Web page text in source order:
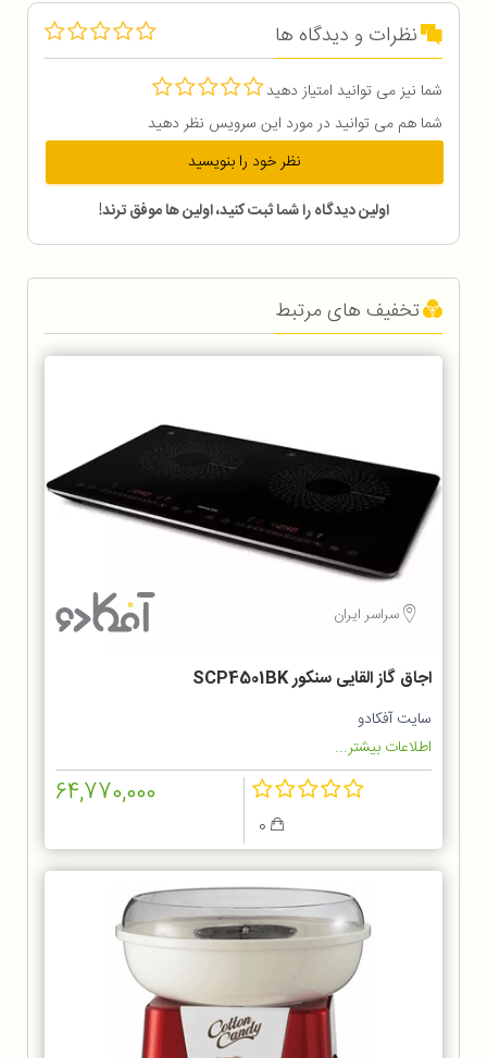
نظرات و دیدگاه ها
شما نیز می توانید امتیاز دهید
شما هم می توانید در مورد این سرویس نظر دهید
نظر خود را بنویسید
اولین دیدگاه را شما ثبت کنید، اولین ها موفق ترند!
تخفیف های مرتبط
سراسر ایران
اجاق گاز القایی سنکور SCP4501BK
سایت آفکادو
اطلاعات بیشتر...
64,770,000